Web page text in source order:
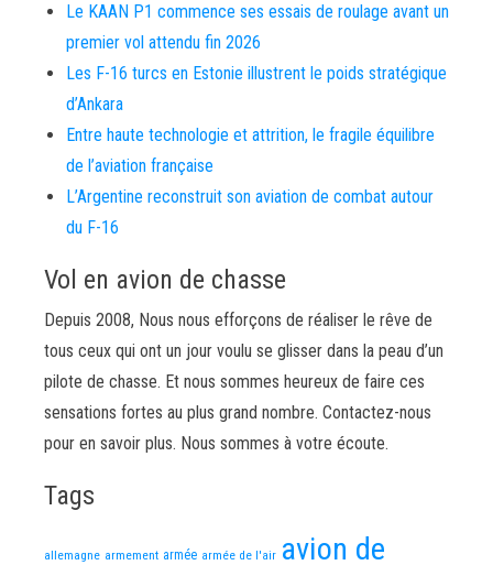
Le KAAN P1 commence ses essais de roulage avant un
premier vol attendu fin 2026
Les F-16 turcs en Estonie illustrent le poids stratégique
d’Ankara
Entre haute technologie et attrition, le fragile équilibre
de l’aviation française
L’Argentine reconstruit son aviation de combat autour
du F-16
Vol en avion de chasse
Depuis 2008, Nous nous efforçons de réaliser le rêve de
tous ceux qui ont un jour voulu se glisser dans la peau d’un
pilote de chasse. Et nous sommes heureux de faire ces
sensations fortes au plus grand nombre. Contactez-nous
pour en savoir plus. Nous sommes à votre écoute.
Tags
allemagne armement armée armée de l'air avion de